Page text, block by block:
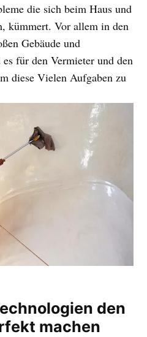
die sich beim Haus und
kümmert. Vor allem in den
Gebäude und
für den Vermieter und den
diese Vielen Aufgaben zu
den
machen